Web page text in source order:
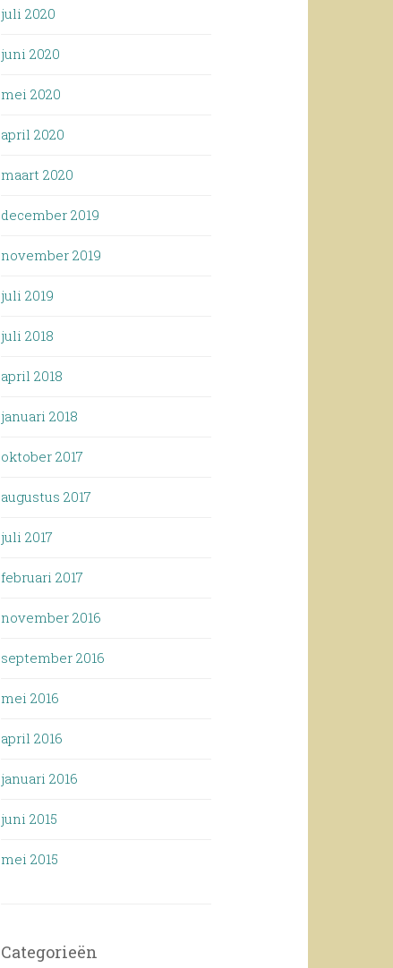
juli 2020
juni 2020
mei 2020
april 2020
maart 2020
december 2019
november 2019
juli 2019
juli 2018
april 2018
januari 2018
oktober 2017
augustus 2017
juli 2017
februari 2017
november 2016
september 2016
mei 2016
april 2016
januari 2016
juni 2015
mei 2015
Categorieën